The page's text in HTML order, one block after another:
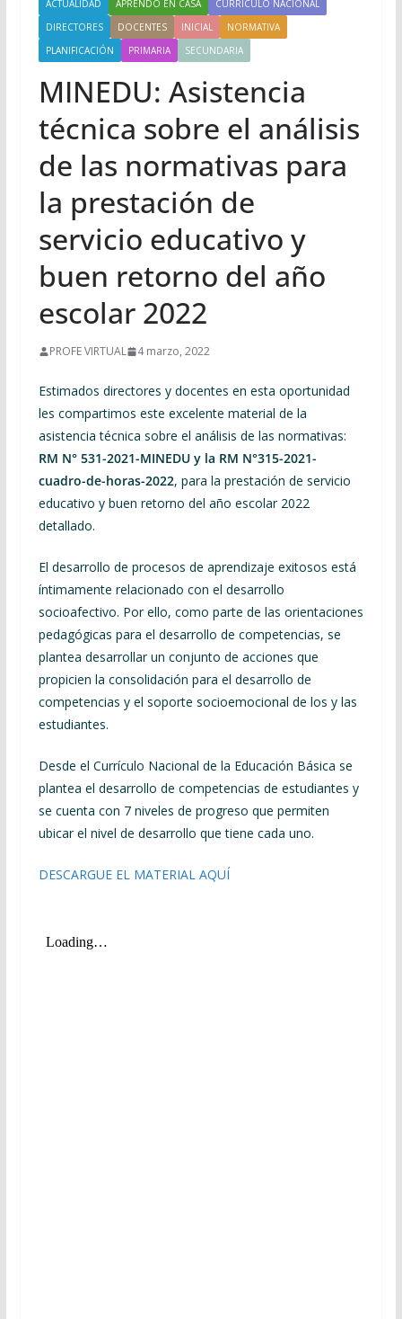
ACTUALIDAD APRENDO EN CASA
CURRÍCULO NACIONAL
DIRECTORES
DOCENTES INICIAL
NORMATIVA
PLANIFICACIÓN
PRIMARIA SECUNDARIA
MINEDU: Asistencia
técnica sobre el análisis
de las normativas para
la prestación de
servicio educativo y
buen retorno del año
escolar 2022
PROFE VIRTUAL 4 marzo, 2022
Estimados directores y docentes en esta oportunidad
les compartimos este excelente material de la
asistencia técnica sobre el análisis de las normativas:
RM N° 531-2021-MINEDU y la RM N°315-2021-
cuadro-de-horas-2022, para la prestación de servicio
educativo y buen retorno del año escolar 2022
detallado.
El desarrollo de procesos de aprendizaje exitosos está
íntimamente relacionado con el desarrollo
socioafectivo. Por ello, como parte de las orientaciones
pedagógicas para el desarrollo de competencias, se
plantea desarrollar un conjunto de acciones que
propicien la consolidación para el desarrollo de
competencias y el soporte socioemocional de los y las
estudiantes.
Desde el Currículo Nacional de la Educación Básica se
plantea el desarrollo de competencias de estudiantes y
se cuenta con 7 niveles de progreso que permiten
ubicar el nivel de desarrollo que tiene cada uno.
DESCARGUE EL MATERIAL AQUÍ